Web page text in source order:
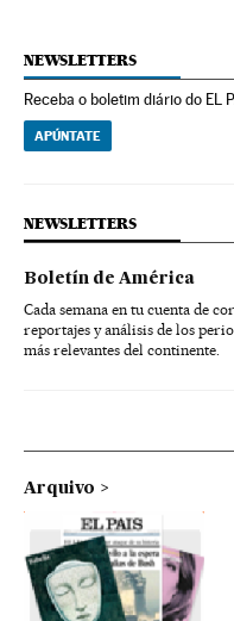
NEWSLETTERS
Receba o boletim diário do EL
APÚNTATE
NEWSLETTERS
Boletín de América
Cada semana en tu cuenta de
reportajes y análisis de los
más relevantes del continente.
Arquivo